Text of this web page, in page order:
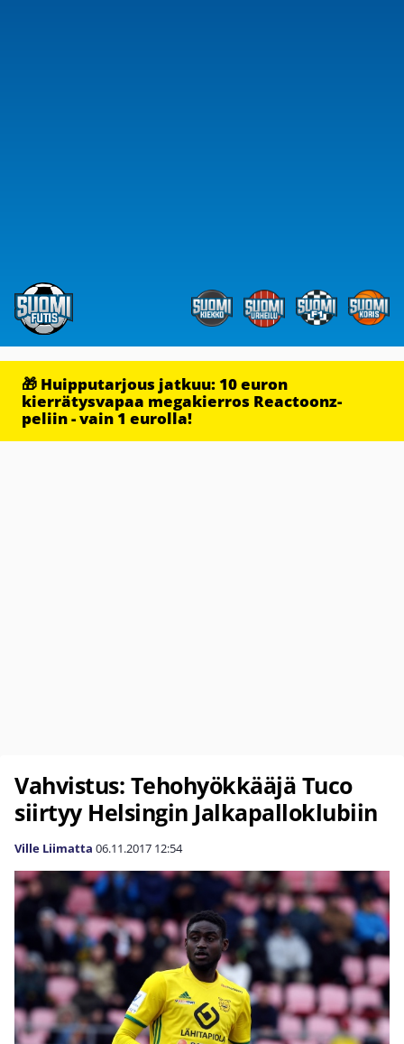
🎁 Huipputarjous jatkuu: 10 euron
kierrätysvapaa megakierros Reactoonz-
peliin - vain 1 eurolla!
Vahvistus: Tehohyökkääjä Tuco
siirtyy Helsingin Jalkapalloklubiin
Ville Liimatta 06.11.2017 12:54